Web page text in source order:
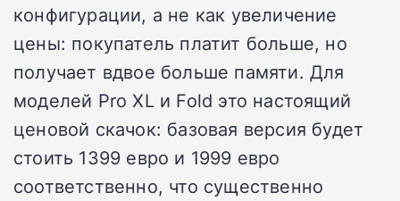
конфигурации, а не как увеличение
цены: покупатель платит больше, но
получает вдвое больше памяти. Для
моделей Pro XL и Fold это настоящий
ценовой скачок: базовая версия будет
стоить 1399 евро и 1999 евро
соответственно, что существенно